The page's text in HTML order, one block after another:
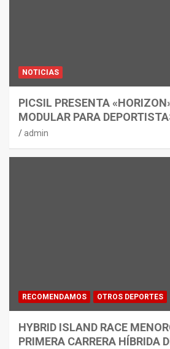
NOTICIAS
PICSIL PRESENTA
MODULAR PARA
admin
RECOMENDAMOS OTROS DEPORTES
HYBRID ISLAND RACE
PRIMERA CARRERA HÍBRIDA